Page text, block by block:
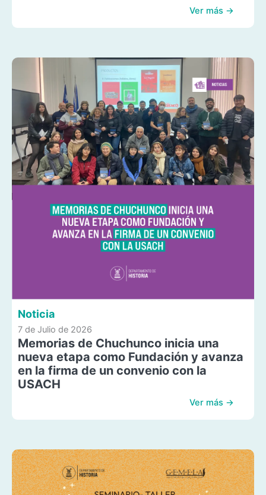
Ver más →
Noticia
7 de Julio de 2026
Memorias de Chuchunco inicia una
nueva etapa como Fundación y avanza
en la firma de un convenio con la
USACH
Ver más →